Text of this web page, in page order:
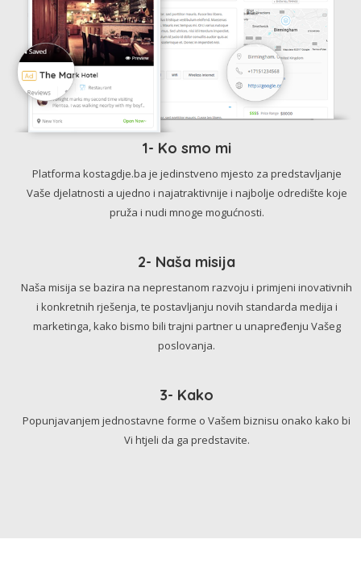
1- Ko smo mi
Platforma kostagdje.ba je jedinstveno mjesto za predstavljanje
Vaše djelatnosti a ujedno i najatraktivnije i najbolje odredište koje
pruža i nudi mnoge mogućnosti.
2- Naša misija
Naša misija se bazira na neprestanom razvoju i primjeni inovativnih
i konkretnih rješenja, te postavljanju novih standarda medija i
marketinga, kako bismo bili trajni partner u unapređenju Vašeg
poslovanja.
3- Kako
Popunjavanjem jednostavne forme o Vašem biznisu onako kako bi
Vi htjeli da ga predstavite.